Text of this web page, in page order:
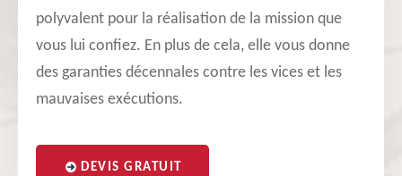
polyvalent pour la réalisation de la mission que
vous lui confiez. En plus de cela, elle vous donne
des garanties décennales contre les vices et les
mauvaises exécutions.
DEVIS GRATUIT